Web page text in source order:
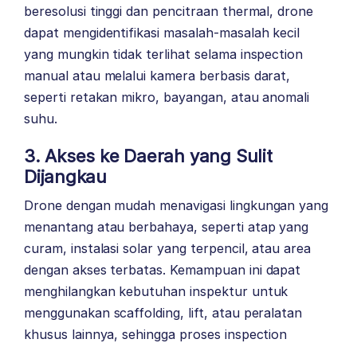
beresolusi tinggi dan pencitraan thermal, drone
dapat mengidentifikasi masalah-masalah kecil
yang mungkin tidak terlihat selama inspection
manual atau melalui kamera berbasis darat,
seperti retakan mikro, bayangan, atau anomali
suhu.
3. Akses ke Daerah yang Sulit
Dijangkau
Drone dengan mudah menavigasi lingkungan yang
menantang atau berbahaya, seperti atap yang
curam, instalasi solar yang terpencil, atau area
dengan akses terbatas. Kemampuan ini dapat
menghilangkan kebutuhan inspektur untuk
menggunakan scaffolding, lift, atau peralatan
khusus lainnya, sehingga proses inspection